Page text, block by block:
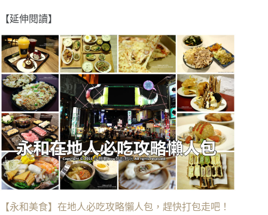
【延伸閱讀】
【永和美食】在地人必吃攻略懶人包，趕快打包走吧！